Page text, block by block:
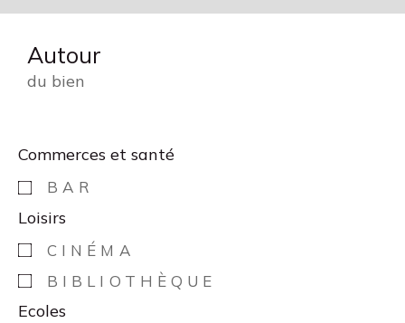
Autour
du bien
Commerces et santé
BAR
Loisirs
CINÉMA
BIBLIOTHÈQUE
Ecoles